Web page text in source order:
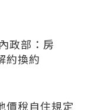
政部：房
約換約
價稅自住規定